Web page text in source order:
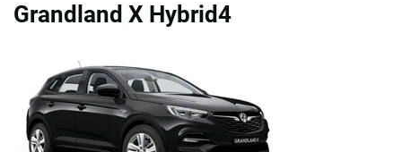
Grandland X Hybrid4